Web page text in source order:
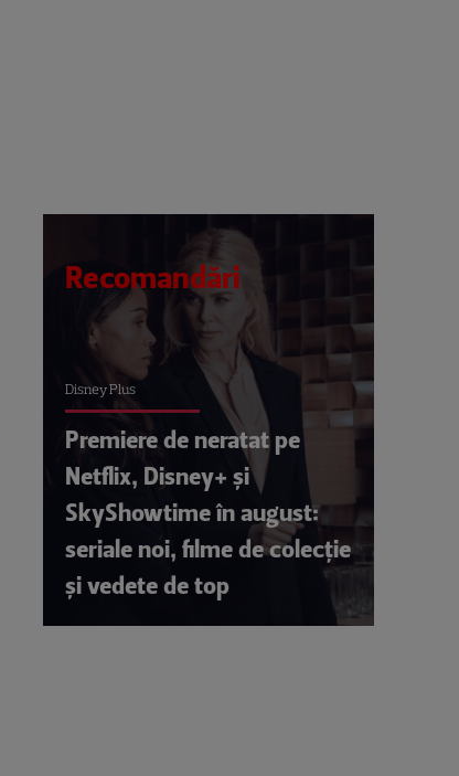
Recomandări
Disney Plus
Premiere de neratat pe
Netflix, Disney+ și
SkyShowtime în august:
seriale noi, filme de colecție
și vedete de top